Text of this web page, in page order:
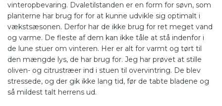
vinteropbevaring. Dvaletilstanden er en form for søvn, som
planterne har brug for for at kunne udvikle sig optimalt i
vækstsæsonen. Derfor har de ikke brug for ret meget vand
og varme. De fleste af dem kan ikke tåle at stå indenfor i
de lune stuer om vinteren. Her er alt for varmt og tørt til
den mængde lys, de har brug for. Jeg har prøvet at stille
oliven- og citrustræer ind i stuen til overvintring. De blev
stressede, og der gik ikke lang tid, før de tabte bladene og
så mildest talt herrens ud.